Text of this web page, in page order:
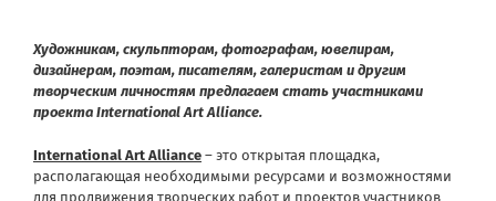
Художникам, скульпторам, фотографам, ювелирам,
дизайнерам, поэтам, писателям, галеристам и другим
творческим личностям предлагаем стать участниками
проекта International Art Alliance.
International Art Alliance – это открытая площадка,
располагающая необходимыми ресурсами и возможностями
для продвижения творческих работ и проектов участников